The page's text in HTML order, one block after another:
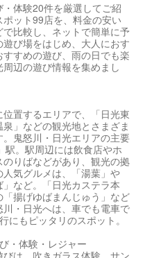
体験20件を厳選してご紹
ット99店を、料金の安い
比較し、ネットで簡単に予
び場をはじめ、大人におす
すめの遊び、雨の日でも楽
辺の遊び情報を集めまし
置するエリアで、「日光東
」などの観光地とさまざま
鬼怒川・日光エリアの主要
駅。駅周辺には飲食店やホ
りばなどがあり、観光の拠
気グルメは、「湯葉」や
」など。「日光カステラ本
揚げゆばまんじゅう」など
・日光へは、車でも電車で
にもピッタリのスポット。
・体験・レジャー